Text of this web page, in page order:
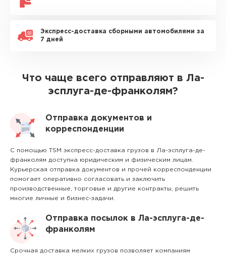
Экспресс-доставка сборными автомобилями за
7 дней
Что чаще всего отправляют в Ла-
эсплуга-де-франколям?
Отправка документов и
корреспонденции
С помощью TSM экспресс-доставка грузов в Ла-эсплуга-де-
франколям доступна юридическим и физическим лицам.
Курьерская отправка документов и прочей корреспонденции
помогает оперативно согласовать и заключить
производственные, торговые и другие контракты, решить
многие личные и бизнес-задачи.
Отправка посылок в Ла-эсплуга-де-
франколям
Срочная доставка мелких грузов позволяет компаниям